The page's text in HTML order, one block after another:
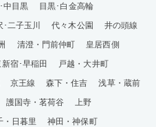
中目黒
目黒･白金高輪
･二子玉川 代々木公園
井の頭線
清澄・門前仲町
皇居西側
新宿･早稲田
戸越・大井町
京王線 森下・住吉
浅草・蔵前
護国寺・茗荷谷
上野
・日暮里
神田・神保町